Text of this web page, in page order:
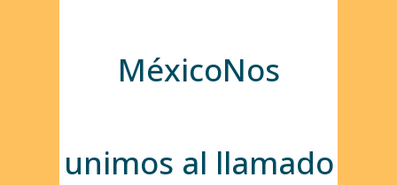
MéxicoNos
unimos al llamado